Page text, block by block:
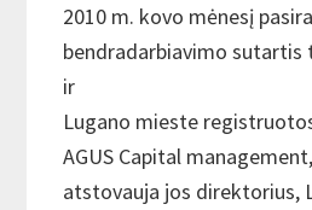
2010 m. kovo mėnesį
bendradarbiavimo
ir
Lugano mieste
AGUS Capital
atstovauja jos direktorius,